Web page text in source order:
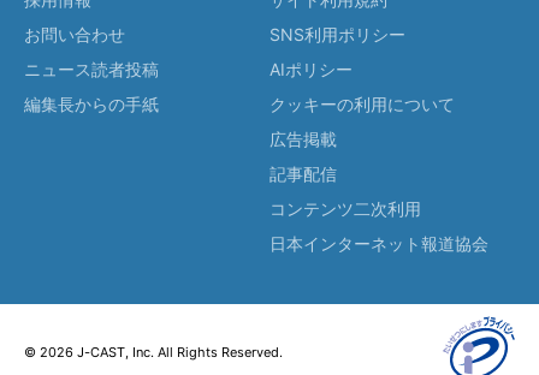
お問い合わせ
ニュース読者投稿
編集長からの手紙
SNS利用ポリシー
AIポリシー
クッキーの利用について
広告掲載
記事配信
コンテンツ二次利用
日本インターネット報道協会
© 2026 J-CAST, Inc. All Rights Reserved.